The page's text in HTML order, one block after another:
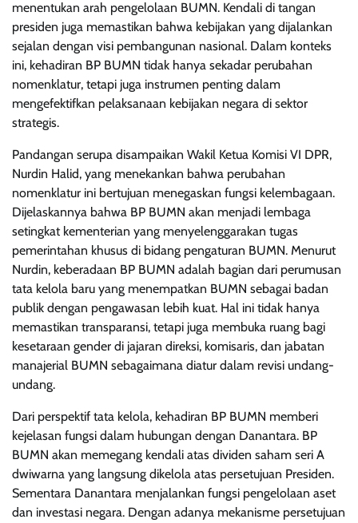
menentukan arah pengelolaan BUMN. Kendali di tangan
presiden juga memastikan bahwa kebijakan yang dijalankan
sejalan dengan visi pembangunan nasional. Dalam konteks
ini, kehadiran BP BUMN tidak hanya sekadar perubahan
nomenklatur, tetapi juga instrumen penting dalam
mengefektifkan pelaksanaan kebijakan negara di sektor
strategis.
Pandangan serupa disampaikan Wakil Ketua Komisi VI DPR,
Nurdin Halid, yang menekankan bahwa perubahan
nomenklatur ini bertujuan menegaskan fungsi kelembagaan.
Dijelaskannya bahwa BP BUMN akan menjadi lembaga
setingkat kementerian yang menyelenggarakan tugas
pemerintahan khusus di bidang pengaturan BUMN. Menurut
Nurdin, keberadaan BP BUMN adalah bagian dari perumusan
tata kelola baru yang menempatkan BUMN sebagai badan
publik dengan pengawasan lebih kuat. Hal ini tidak hanya
memastikan transparansi, tetapi juga membuka ruang bagi
kesetaraan gender di jajaran direksi, komisaris, dan jabatan
manajerial BUMN sebagaimana diatur dalam revisi undang-
undang.
Dari perspektif tata kelola, kehadiran BP BUMN memberi
kejelasan fungsi dalam hubungan dengan Danantara. BP
BUMN akan memegang kendali atas dividen saham seri A
dwiwarna yang langsung dikelola atas persetujuan Presiden.
Sementara Danantara menjalankan fungsi pengelolaan aset
dan investasi negara. Dengan adanya mekanisme persetujuan